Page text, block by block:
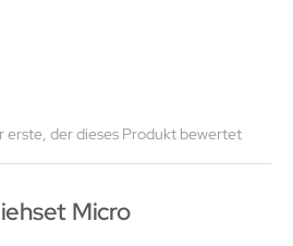
erste, der dieses Produkt bewertet
Micro